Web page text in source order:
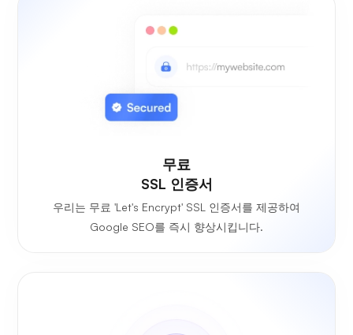
무료
SSL 인증서
우리는 무료 'Let's Encrypt' SSL 인증서를 제공하여
Google SEO를 즉시 향상시킵니다.